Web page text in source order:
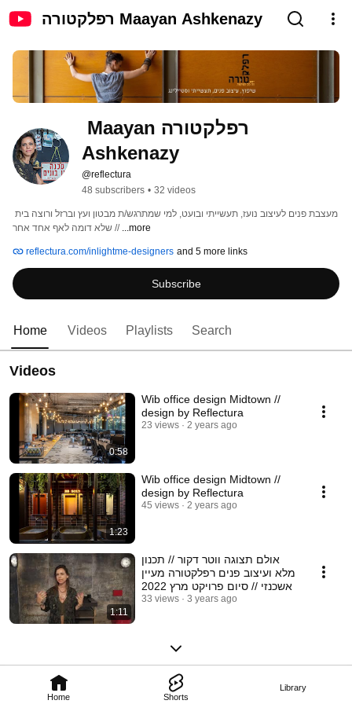
רפלקטורה Maayan Ashkenazy
Home Shorts
Library
Ashkenazy
@reflectura
48 subscribers • 32 videos
שלא דומה לאף אחד אחר // ...more
reflectura.com/inlightme-designers and 5 more links
Subscribe
Home Videos Playlists Search
Videos
0:58
Wib office design Midtown //
design by Reflectura
23 views 2 years ago
1:23
Wib office design Midtown //
design by Reflectura
45 views 2 years ago
1:11
אולם תצוגה ווטר דקור // תכנון
מלא ועיצוב פנים רפלקטורה מעיין
אשכנזי // סיום פרויקט מרץ 2022
33 views 3 years ago